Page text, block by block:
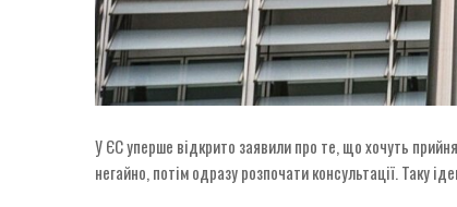
У ЄС уперше відкрито заявили про те, що хочуть
негайно, потім одразу розпочати консультації. Таку